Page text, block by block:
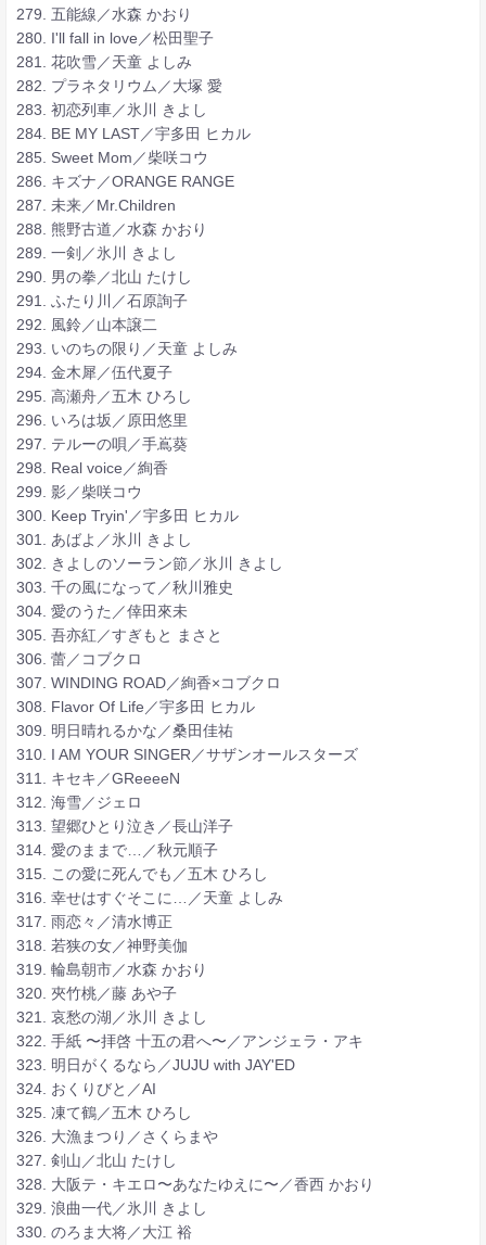
279. 五能線／水森 かおり
280. I'll fall in love／松田聖子
281. 花吹雪／天童 よしみ
282. プラネタリウム／大塚 愛
283. 初恋列車／氷川 きよし
284. BE MY LAST／宇多田 ヒカル
285. Sweet Mom／柴咲コウ
286. キズナ／ORANGE RANGE
287. 未来／Mr.Children
288. 熊野古道／水森 かおり
289. 一剣／氷川 きよし
290. 男の拳／北山 たけし
291. ふたり川／石原詢子
292. 風鈴／山本譲二
293. いのちの限り／天童 よしみ
294. 金木犀／伍代夏子
295. 高瀬舟／五木 ひろし
296. いろは坂／原田悠里
297. テルーの唄／手嶌葵
298. Real voice／絢香
299. 影／柴咲コウ
300. Keep Tryin'／宇多田 ヒカル
301. あばよ／氷川 きよし
302. きよしのソーラン節／氷川 きよし
303. 千の風になって／秋川雅史
304. 愛のうた／倖田來未
305. 吾亦紅／すぎもと まさと
306. 蕾／コブクロ
307. WINDING ROAD／絢香×コブクロ
308. Flavor Of Life／宇多田 ヒカル
309. 明日晴れるかな／桑田佳祐
310. I AM YOUR SINGER／サザンオールスターズ
311. キセキ／GReeeeN
312. 海雪／ジェロ
313. 望郷ひとり泣き／長山洋子
314. 愛のままで…／秋元順子
315. この愛に死んでも／五木 ひろし
316. 幸せはすぐそこに…／天童 よしみ
317. 雨恋々／清水博正
318. 若狭の女／神野美伽
319. 輪島朝市／水森 かおり
320. 夾竹桃／藤 あや子
321. 哀愁の湖／氷川 きよし
322. 手紙 〜拝啓 十五の君へ〜／アンジェラ・アキ
323. 明日がくるなら／JUJU with JAY'ED
324. おくりびと／AI
325. 凍て鶴／五木 ひろし
326. 大漁まつり／さくらまや
327. 剣山／北山 たけし
328. 大阪テ・キエロ〜あなたゆえに〜／香西 かおり
329. 浪曲一代／氷川 きよし
330. のろま大将／大江 裕